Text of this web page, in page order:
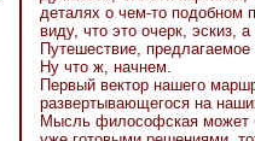
деталях о чем-то подобном
виду, что это очерк, эскиз,
Путешествие,
Ну что ж, начнем.
Первый вектор нашего
развертывающегося на
Мысль философская может